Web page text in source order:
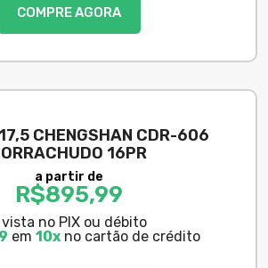
COMPRE AGORA
CHENGSHAN CDR-606
16PR
a partir de
R$895,99
vista no PIX ou débito
em 10x no cartão de crédito